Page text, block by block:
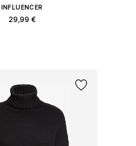
INFLUENCER
29,99 €